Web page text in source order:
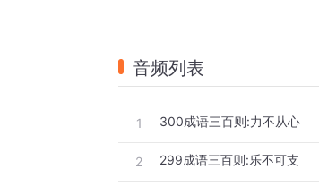
音频列表
1 300成语三百则:力不从心
2 299成语三百则:乐不可支